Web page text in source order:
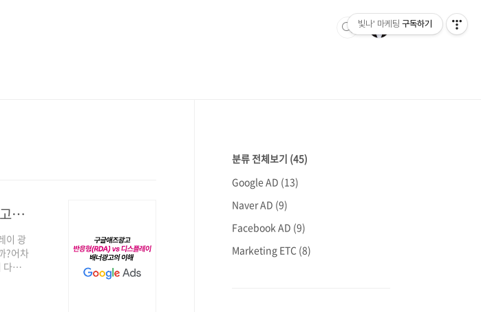
구글 반응형 디스플레이광고 (RDA)와 디스플레이광고 (이미지광고)차이 및 배너 사이즈
이 광
?어차
다릅
분류 전체보기 (45)
Google AD (13)
Naver AD (9)
Facebook AD (9)
Marketing ETC (8)
빛나' 마케팅 구독하기